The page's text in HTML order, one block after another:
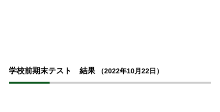
学校前期末テスト 結果 （2022年10月22日）